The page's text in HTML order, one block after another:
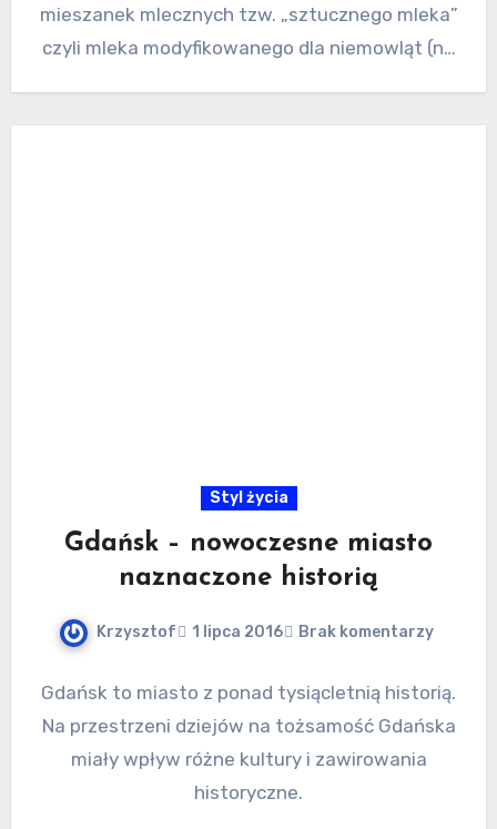
mieszanek mlecznych tzw. „sztucznego mleka”
czyli mleka modyfikowanego dla niemowląt (na
Styl życia
Gdańsk – nowoczesne miasto
naznaczone historią
Krzysztof 1 lipca 2016 Brak komentarzy
Gdańsk to miasto z ponad tysiącletnią historią.
Na przestrzeni dziejów na tożsamość Gdańska
miały wpływ różne kultury i zawirowania
historyczne.